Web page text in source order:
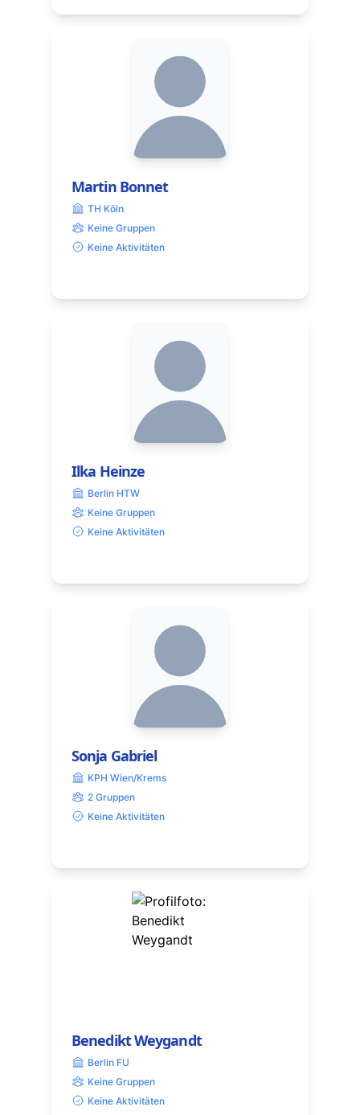
Martin Bonnet
TH Köln
Keine Gruppen
Keine Aktivitäten
Ilka Heinze
Berlin HTW
Keine Gruppen
Keine Aktivitäten
Sonja Gabriel
KPH Wien/Krems
2 Gruppen
Keine Aktivitäten
Benedikt Weygandt
Berlin FU
Keine Gruppen
Keine Aktivitäten